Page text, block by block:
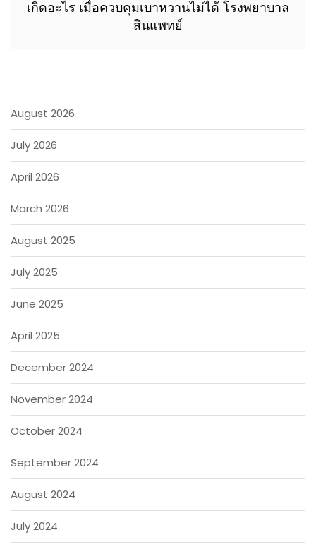
เกิดอะไร เมื่อควบคุมเบาหวานไม่ได้ โรงพยาบาล
สินแพทย์
August 2026
July 2026
April 2026
March 2026
August 2025
July 2025
June 2025
April 2025
December 2024
November 2024
October 2024
September 2024
August 2024
July 2024